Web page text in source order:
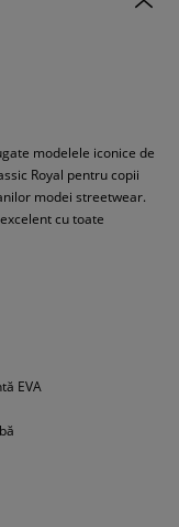
modelele iconice de
Royal pentru copii
modei streetwear.
cu toate
EVA